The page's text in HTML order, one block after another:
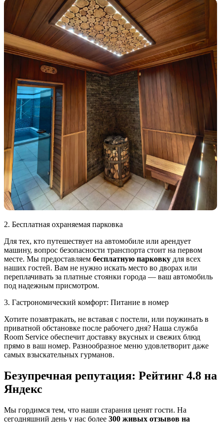
2. Бесплатная охраняемая парковка
Для тех, кто путешествует на автомобиле или арендует
машину, вопрос безопасности транспорта стоит на первом
месте. Мы предоставляем бесплатную парковку для всех
наших гостей. Вам не нужно искать место во дворах или
переплачивать за платные стоянки города — ваш автомобиль
под надежным присмотром.
3. Гастрономический комфорт: Питание в номер
Хотите позавтракать, не вставая с постели, или поужинать в
приватной обстановке после рабочего дня? Наша служба
Room Service обеспечит доставку вкусных и свежих блюд
прямо в ваш номер. Разнообразное меню удовлетворит даже
самых взыскательных гурманов.
Безупречная репутация: Рейтинг 4.8 на
Яндекс
Мы гордимся тем, что наши старания ценят гости. На
сегодняшний день у нас более 300 живых отзывов на